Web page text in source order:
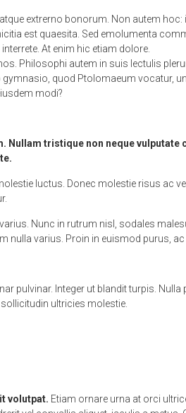
extrerno bonorum. Non autem hoc:
est quaesita. Sed emolumenta
At enim hic etiam dolore.
Philosophi autem in suis lectulis
quod Ptolomaeum vocatur,
modi?
tristique non neque vulputate
luctus. Donec molestie risus ac
Nunc in rutrum nisl, sodales
nulla varius. Proin in euismod purus,
pulvinar. Integer ut blandit turpis. Nulla
ultricies molestie.
volutpat. Etiam ornare urna at orci